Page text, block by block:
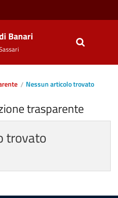
Banari
Nessun articolo trovato
trovato